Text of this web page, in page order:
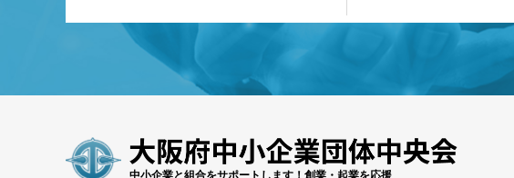
中小企業と組合をサポートします！創業・起業を応援